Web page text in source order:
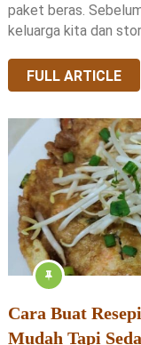
paket beras.
keluarga kita dan
FULL ARTICLE
Cara Buat
Mudah Tapi